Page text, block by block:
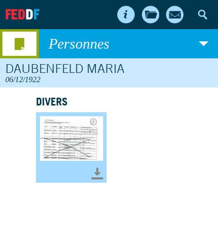
FEDDF
Personnes
DAUBENFELD MARIA
06/12/1922
DIVERS